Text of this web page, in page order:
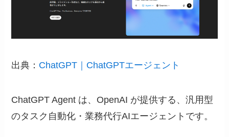
出典： ChatGPT｜ChatGPTエージェント
ChatGPT Agent は、OpenAI が提供する、汎用型
のタスク自動化・業務代行AIエージェントです。